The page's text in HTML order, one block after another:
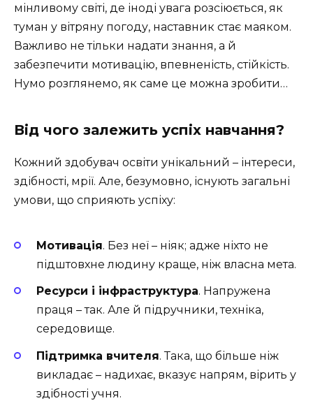
мінливому світі, де іноді увага розсіюється, як
туман у вітряну погоду, наставник стає маяком.
Важливо не тільки надати знання, а й
забезпечити мотивацію, впевненість, стійкість.
Нумо розглянемо, як саме це можна зробити…
Від чого залежить успіх навчання?
Кожний здобувач освіти унікальний – інтереси,
здібності, мрії. Але, безумовно, існують загальні
умови, що сприяють успіху:
Мотивація. Без неї – ніяк; адже ніхто не
підштовхне людину краще, ніж власна мета.
Ресурси і інфраструктура. Напружена
праця – так. Але й підручники, техніка,
середовище.
Підтримка вчителя. Така, що більше ніж
викладає – надихає, вказує напрям, вірить у
здібності учня.